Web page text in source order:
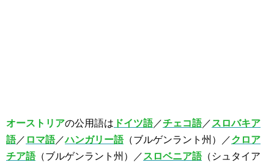
オーストリアの公用語は ドイツ語／チェコ語／ スロバキア
語／ ロマ語／ハンガリー語（ブルゲンラント州）／クロア
チア語（ブルゲンラント州）／ スロベニア語（シュタイア